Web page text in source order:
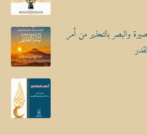
والبصر بالتحذير من أمر